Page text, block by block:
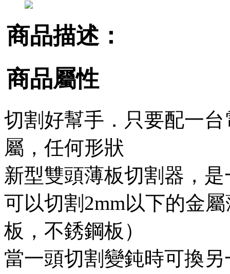
商品描述：
商品屬性
切割好幫手．只要配一
屬，任何形狀
新型雙頭薄板切割器，
可以切割2mm以下的金
板，不銹鋼板）
當一頭切割變鈍時可換